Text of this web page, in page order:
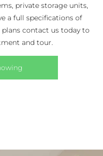
private storage units,
a full specifications of
contact us today to
and tour.